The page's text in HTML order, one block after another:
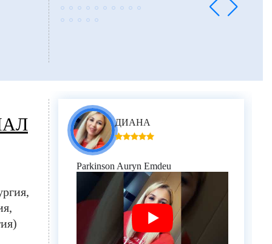
дейін, себебі бізге өзіміз
дәріханаға баруға уақыт
Trustpilot-тағы Experts Medical
профилінде жарияланған пікір.
ДИАНА
Parkinson Auryn Emdeu